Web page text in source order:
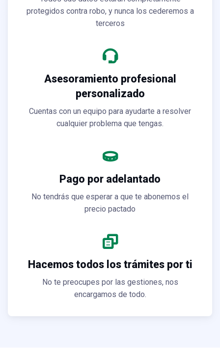
protegidos contra robo, y nunca los cederemos a
terceros
Asesoramiento profesional
personalizado
Cuentas con un equipo para ayudarte a resolver
cualquier problema que tengas.
Pago por adelantado
No tendrás que esperar a que te abonemos el
precio pactado
Hacemos todos los trámites por ti
No te preocupes por las gestiones, nos
encargamos de todo.